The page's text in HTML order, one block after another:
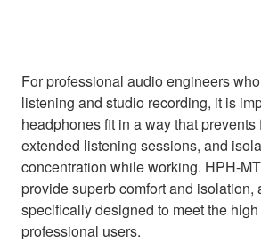
For professional audio engineers
listening and studio recording, it is
headphones fit in a way that prevents
extended listening sessions, and
concentration while working. HPH-
provide superb comfort and isolation,
specifically designed to meet the
professional users.